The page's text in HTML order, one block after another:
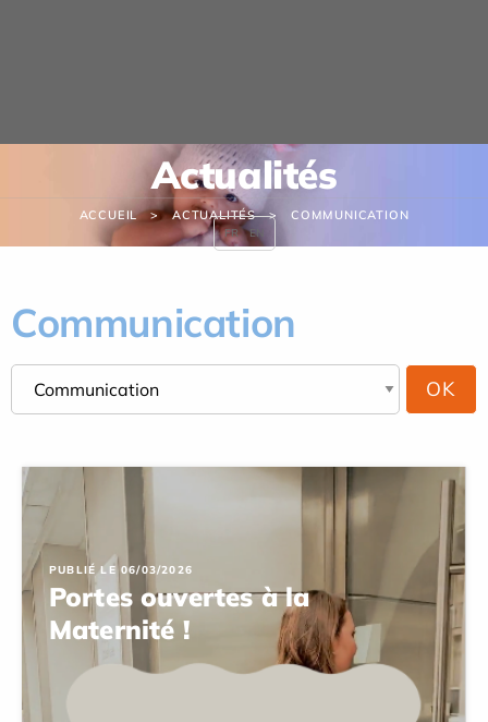
Actualités
ACCUEIL ACTUALITÉS COMMUNICATION
Communication
PUBLIÉ LE 06/03/2026
Portes ouvertes à la
Maternité !
FR EN